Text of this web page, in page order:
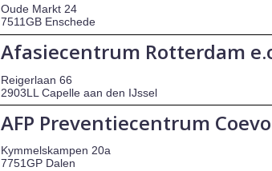
Oude Markt 24
7511GB Enschede
Afasiecentrum Rotterdam
Reigerlaan 66
2903LL Capelle aan den IJssel
AFP Preventiecentrum
Kymmelskampen 20a
7751GP Dalen